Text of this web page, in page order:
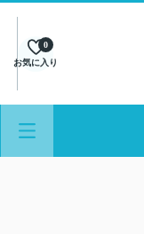
お気に入り
0